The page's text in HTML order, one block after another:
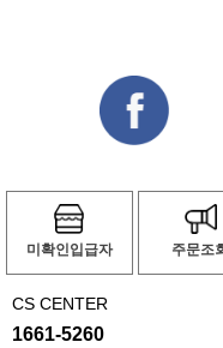
미확인입급자 주문조
CS CENTER
1661-5260